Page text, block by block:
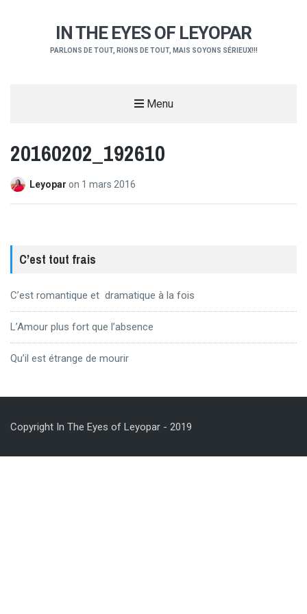
IN THE EYES OF LEYOPAR
PARLONS DE TOUT, RIONS DE TOUT, MAIS SOYONS SÉRIEUX!!!
Menu
20160202_192610
Leyopar on 1 mars 2016
C’est tout frais
C’est romantique et dramatique à la fois
L’Amour plus fort que l’absence
Qu’il est étrange de mourir
Copyright In The Eyes of Leyopar - 2019